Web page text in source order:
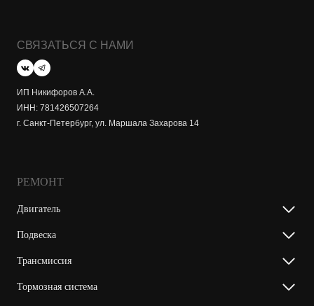
СВЯЗАТЬСЯ С НАМИ
ИП Никифоров А.А.
ИНН: 781426507264
г. Санкт-Петербург, ул. Маршала Захарова 14
РЕМОНТ
Двигатель
Подвеска
Трансмиссия
Тормозная система